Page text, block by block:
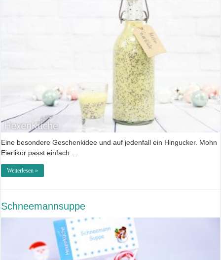
Eine besondere Geschenkidee und auf jedenfall ein Hingucker. Mohn
Eierlikör passt einfach …
Weiterlesen »
Schneemannsuppe